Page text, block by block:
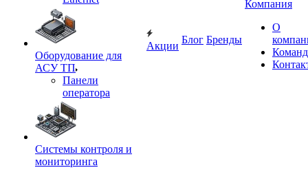
Оборудование для
АСУ ТП
Панели
оператора
Системы контроля и
мониторинга
Акции
Блог Бренды
Компания
О